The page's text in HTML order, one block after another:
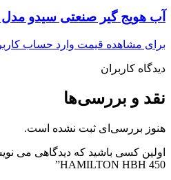
آب هویج گیر صنعتی سیدو مدل Es500
برای مشاهده قیمت وارد حساب
دیدگاه کاربران
نقد و بررسی‌ها
هنوز بررسی‌ای ثبت نشده است.
اولین کسی باشید که دیدگاهی می
HAMILTON HBH 450”